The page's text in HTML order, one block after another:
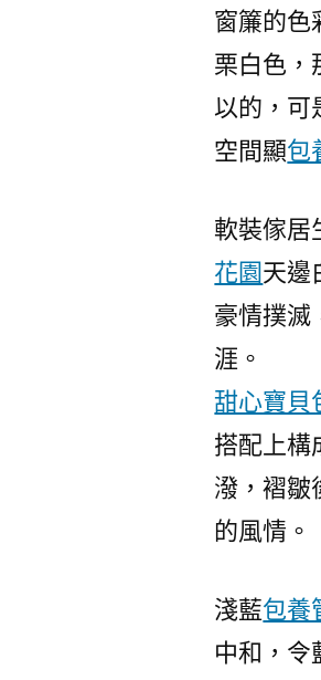
窗簾的色
栗白色，
以的，可
空間顯包
軟裝傢居
花園天邊
豪情撲滅
涯。
甜心寶貝
搭配上構
潑，褶皺
的風情。
淺藍包養
中和，令